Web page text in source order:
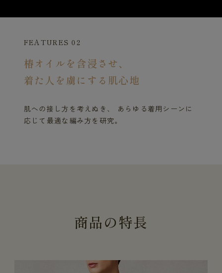
FEATURES 02
椿オイルを含浸させ、
着た人を虜にする肌心地
肌への接し方を考えぬき、 あらゆる着用シーンに
応じて最適な編み方を研究。
商品の特長